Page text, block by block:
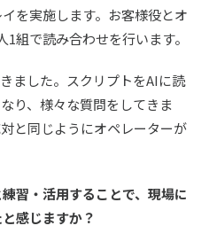
を実施します。お客様役とオ
組で読み合わせを行います。
ました。スクリプトをAIに読
り、様々な質問をしてきま
と同じようにオペレーターが
・活用することで、現場に
感じますか？